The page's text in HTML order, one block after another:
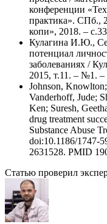
конференции
практика». СПб.,
копи», 2018. –
Кулагина И.Ю.,
потенциал
заболеваниях /
2015, т.11. – №1. –
Johnson,
Vanderhoff, Jude;
Ken; Suresh,
drug treatment
Substance Abuse
doi:10.1186/1747-
2631528. PMID
Статью проверил